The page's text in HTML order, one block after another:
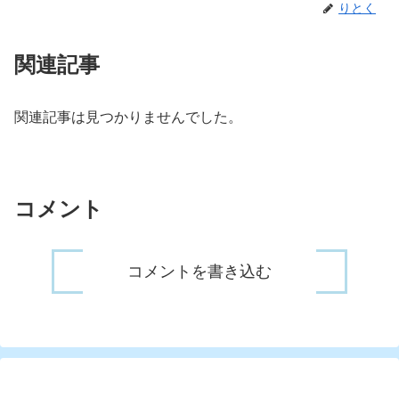
りとく
関連記事
関連記事は見つかりませんでした。
コメント
コメントを書き込む